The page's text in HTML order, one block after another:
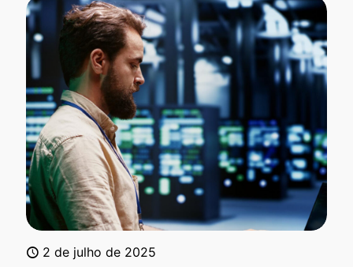
2 de julho de 2025